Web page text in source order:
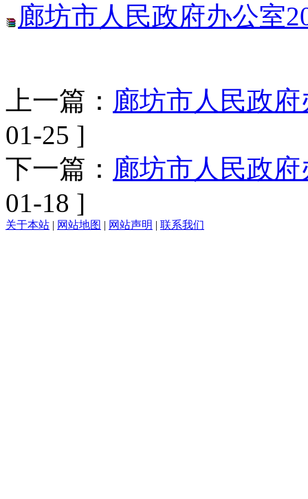
廊坊市人民政府办公室
上一篇： 廊坊市人民政
01-25 ]
下一篇： 廊坊市人民政
01-18 ]
关于本站 | 网站地图 | 网站声明 | 联系我们